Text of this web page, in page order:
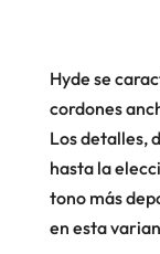
Hyde se
cordones
Los detalles,
hasta la
tono más
en esta